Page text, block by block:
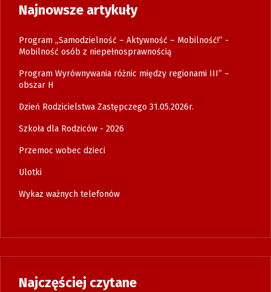
Najnowsze artykuły
Program „Samodzielność – Aktywność – Mobilność!” -
Mobilność osób z niepełnosprawnością
Program Wyrównywania różnic między regionami III” –
obszar H
Dzień Rodzicielstwa Zastępczego 31.05.2026r.
Szkoła dla Rodziców - 2026
Przemoc wobec dzieci
Ulotki
Wykaz ważnych telefonów
Najczęściej czytane